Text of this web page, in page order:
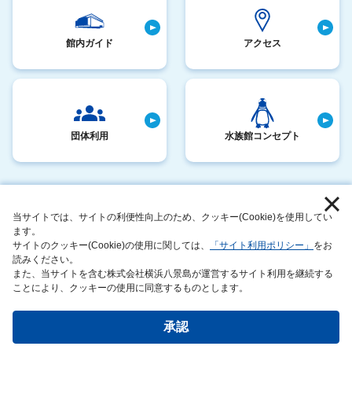
当サイトでは、サイトの利便性向上のため、クッキー(Cookie)を使用してい
ます。
サイトのクッキー(Cookie)の使用に関しては、
「サイト利用ポリシー」 をお
読みください。
また、当サイトを含む株式会社横浜八景島が運営するサイト利用を継続する
ことにより、クッキーの使用に同意するものとします。
承認
館内ガイド アクセス
団体利用 水族館コンセプト
サイトマップ
このサイトについて サステナビリティアクション
運営者情報
Copyright©Joetsu Aquarium All rights reserved.